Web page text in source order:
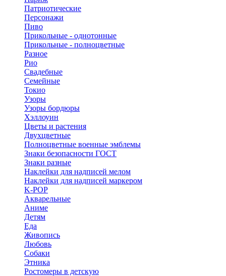
Патриотические
Персонажи
Пиво
Прикольные - однотонные
Прикольные - полноцветные
Разное
Рио
Свадебные
Семейные
Токио
Узоры
Узоры бордюры
Хэллоуин
Цветы и растения
Двухцветные
Полноцветные военные эмблемы
Знаки безопасности ГОСТ
Знаки разные
Наклейки для надписей мелом
Наклейки для надписей маркером
K-POP
Акварельные
Аниме
Детям
Еда
Живопись
Любовь
Собаки
Этника
Ростомеры в детскую